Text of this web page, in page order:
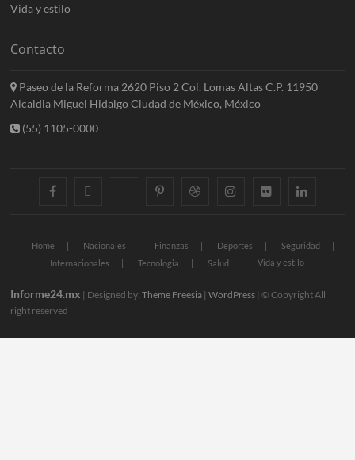
Vida y estilo
Contacto
Paseo de la Reforma 2620 Piso 2 Col. Lomas Altas C.P. 11950
Alcaldia Miguel Hidalgo Ciudad de México, México
(55) 1105-0000
facebook googlepluspinterestdribbble instagramflickr linkedin
Home Nacionales Finanzas Deportes
Seguridad
Internacionales
Tecnologia Salud Vida y estilo
Informe24.mx | Designed by:Theme Freesia |WordPress | © Copyright All
right reserved